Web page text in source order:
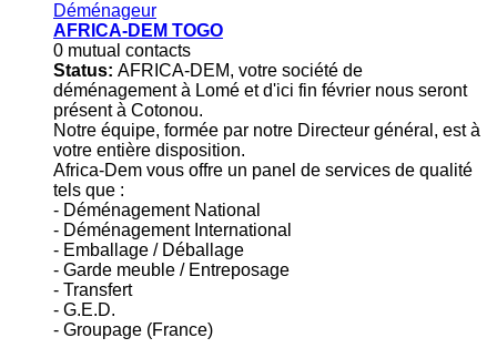
Déménageur
AFRICA-DEM TOGO
0 mutual contacts
Status: AFRICA-DEM, votre société de
déménagement à Lomé et d'ici fin février nous seront
présent à Cotonou.
Notre équipe, formée par notre Directeur général, est à
votre entière disposition.
Africa-Dem vous offre un panel de services de qualité
tels que :
- Déménagement National
- Déménagement International
- Emballage / Déballage
- Garde meuble / Entreposage
- Transfert
- G.E.D.
- Groupage (France)